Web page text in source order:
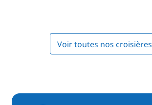
Voir toutes nos croisières